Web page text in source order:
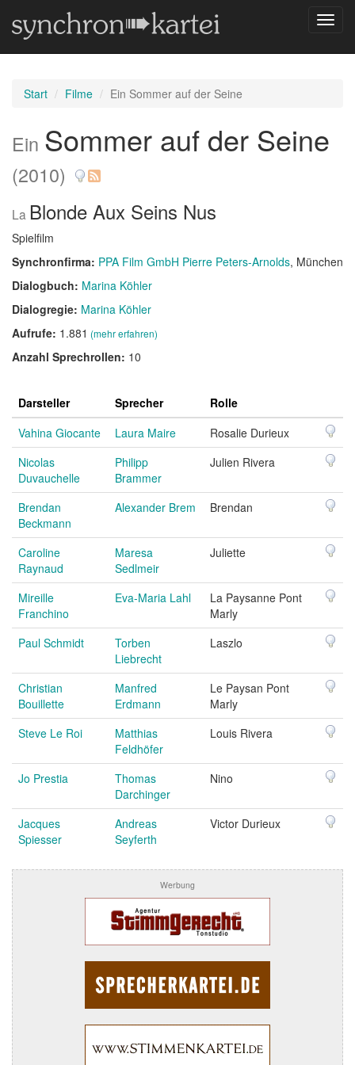
Start Filme Ein Sommer auf der Seine
Ein Sommer auf der Seine
(2010)
La Blonde Aux Seins Nus
Spielfilm
Synchronfirma: PPA Film GmbH Pierre Peters-Arnolds, München
Dialogbuch: Marina Köhler
Dialogregie: Marina Köhler
Aufrufe: 1.881 (mehr erfahren)
Anzahl Sprechrollen: 10
Darsteller Sprecher
Rolle
Vahina Giocante
Laura Maire
Rosalie Durieux
Nicolas
Duvauchelle
Philipp
Brammer
Julien Rivera
Brendan
Beckmann
Alexander Brem Brendan
Caroline
Raynaud
Maresa
Sedlmeir
Juliette
Mireille
Franchino
Eva-Maria Lahl
La Paysanne Pont
Marly
Paul Schmidt
Torben
Liebrecht
Laszlo
Christian
Bouillette
Manfred
Erdmann
Le Paysan Pont
Marly
Steve Le Roi
Matthias
Feldhöfer
Louis Rivera
Jo Prestia
Thomas
Darchinger
Nino
Jacques
Spiesser
Andreas
Seyferth
Victor Durieux
Werbung